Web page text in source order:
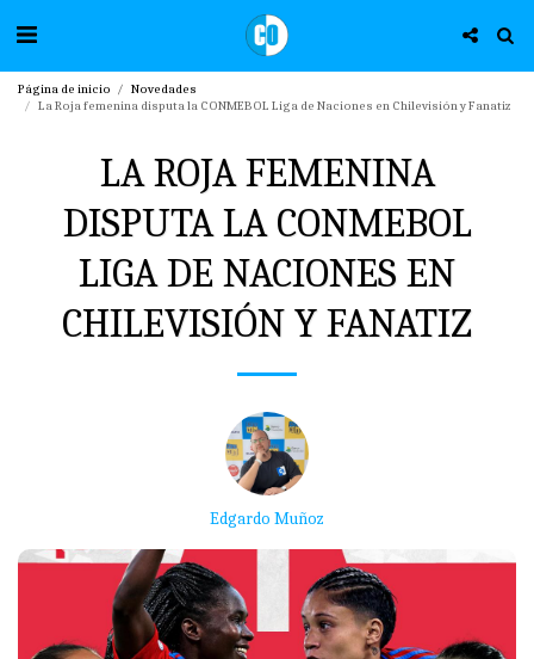
Página de inicio
Novedades
La Roja femenina disputa la CONMEBOL Liga de Naciones en Chilevisión y Fanatiz
LA ROJA FEMENINA
DISPUTA LA CONMEBOL
LIGA DE NACIONES EN
CHILEVISIÓN Y FANATIZ
Edgardo Muñoz